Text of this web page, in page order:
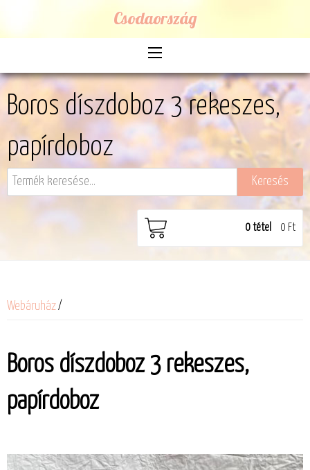
Csodaország
Boros díszdoboz 3 rekeszes,
papírdoboz
0tétel 0 Ft
Webáruház/
Boros díszdoboz 3 rekeszes,
papírdoboz